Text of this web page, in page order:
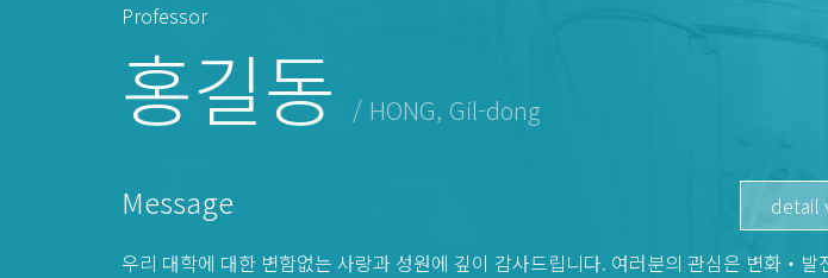
Professor
홍길동 / HONG, Gil-dong
Message
우리 대학에 대한 변함없는 사랑과 성원에 깊이 감사드립니다. 여러분의 관심은 변화‧발
detail